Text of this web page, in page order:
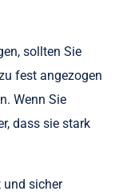
sollten Sie
fest angezogen
Wenn Sie
dass sie stark
und sicher